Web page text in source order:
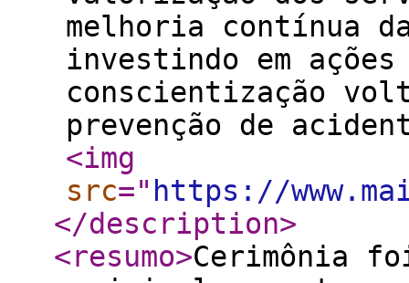
melhoria contínua
investindo em
conscientização
prevenção de
<img
src=" https://
</description>
<resumo>Cerimônia